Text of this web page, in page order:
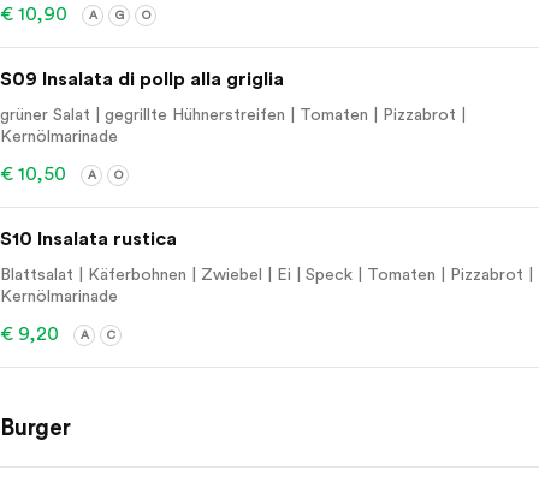
€ 10,90 A G O
S09 Insalata di pollp alla griglia
grüner Salat | gegrillte Hühnerstreifen | Tomaten | Pizzabrot |
Kernölmarinade
€ 10,50 A O
S10 Insalata rustica
Blattsalat | Käferbohnen | Zwiebel | Ei | Speck | Tomaten | Pizzabrot |
Kernölmarinade
€ 9,20 A C
Burger